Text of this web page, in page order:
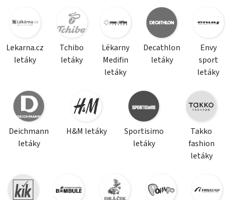
Lekarna.cz
letáky
Tchibo
letáky
Lékarny
Medifin
letáky
Decathlon
letáky
Envy
sport
letáky
Deichmann
letáky
H&M letáky
Sportisimo
letáky
Takko
fashion
letáky